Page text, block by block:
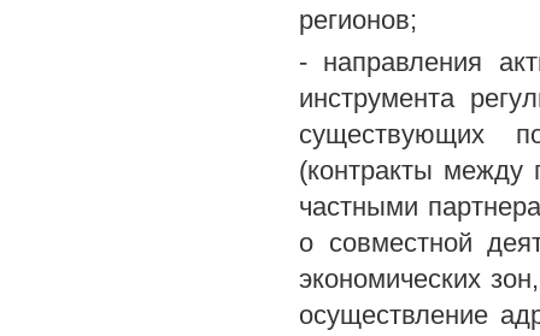
регионов;
- направления
инструмента
существующих
(контракты между
частными
о совместной
экономических
осуществление